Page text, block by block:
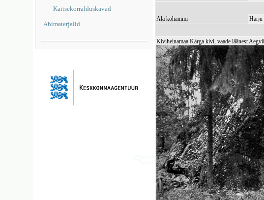
Kaitsekorralduskavad
Abimaterjalid
Ala kohanimi
Harju
Kiviheinamaa Kärga kivi, vaade läänest